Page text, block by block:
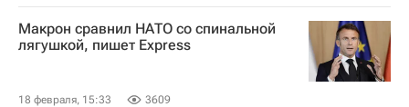
Израиль
Осло Университет Осло
Макрон сравнил НАТО со спинальной
лягушкой, пишет Express
18 февраля, 15:33 3609